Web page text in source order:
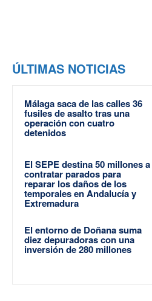
ÚLTIMAS NOTICIAS
Málaga saca de las calles 36
fusiles de asalto tras una
operación con cuatro
detenidos
El SEPE destina 50 millones a
contratar parados para
reparar los daños de los
temporales en Andalucía y
Extremadura
El entorno de Doñana suma
diez depuradoras con una
inversión de 280 millones